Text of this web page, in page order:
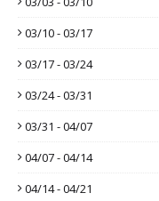
03/10 - 03/17
03/17 - 03/24
03/24 - 03/31
03/31 - 04/07
04/07 - 04/14
04/14 - 04/21